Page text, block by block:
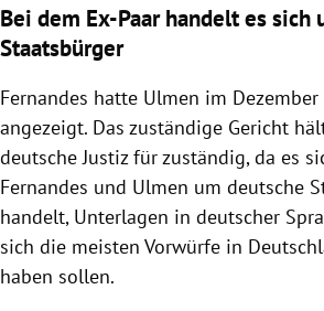
Bei dem Ex-Paar handelt es sich
Staatsbürger
Fernandes hatte Ulmen im Dezember
angezeigt. Das zuständige Gericht
deutsche Justiz für zuständig, da es
Fernandes und Ulmen um deutsche
handelt, Unterlagen in deutscher
sich die meisten Vorwürfe in
haben sollen.